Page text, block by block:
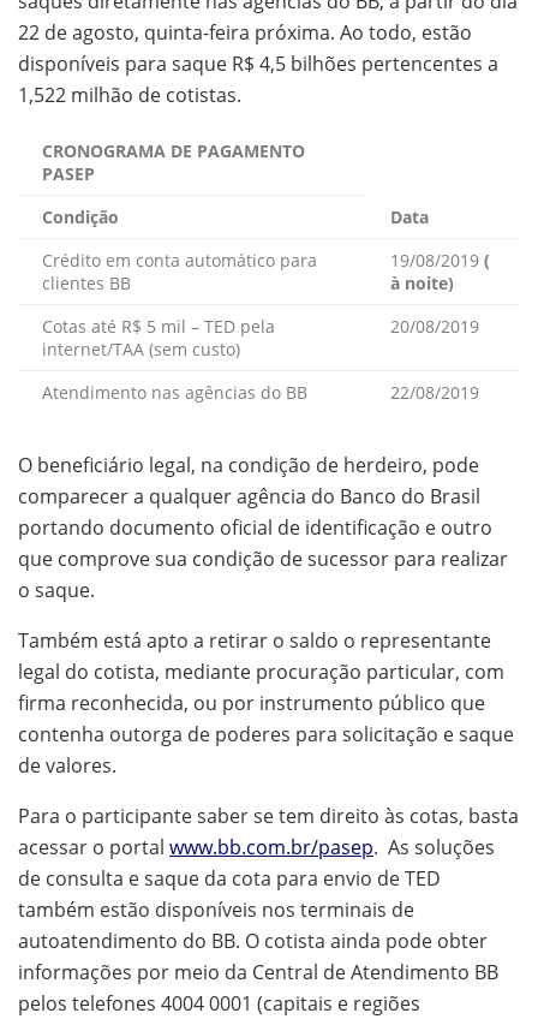
22 de agosto, quinta-feira próxima. Ao todo, estão
disponíveis para saque R$ 4,5 bilhões pertencentes a
1,522 milhão de cotistas.
CRONOGRAMA DE PAGAMENTO
PASEP
Condição
Data
Crédito em conta automático para
clientes BB
19/08/2019 (
à noite)
Cotas até R$ 5 mil – TED pela
internet/TAA (sem custo)
20/08/2019
Atendimento nas agências do BB 22/08/2019
O beneficiário legal, na condição de herdeiro, pode
comparecer a qualquer agência do Banco do Brasil
portando documento oficial de identificação e outro
que comprove sua condição de sucessor para realizar
o saque.
Também está apto a retirar o saldo o representante
legal do cotista, mediante procuração particular, com
firma reconhecida, ou por instrumento público que
contenha outorga de poderes para solicitação e saque
de valores.
Para o participante saber se tem direito às cotas, basta
acessar o portal www.bb.com.br/pasep. As soluções
de consulta e saque da cota para envio de TED
também estão disponíveis nos terminais de
autoatendimento do BB. O cotista ainda pode obter
informações por meio da Central de Atendimento BB
pelos telefones 4004 0001 (capitais e regiões